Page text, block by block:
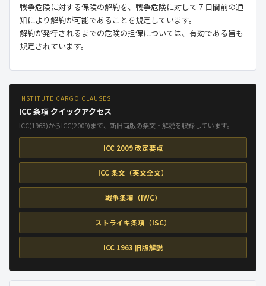
戦争危険に対する保険の解約を、戦争危険に対して７日間前の通
知により解約が可能であることを規定しています。
解約が発行されるまでの危険の担保については、有効である旨も
規定されています。
INSTITUTE CARGO CLAUSES
ICC 条項 クイックアクセス
ICC(1963)からICC(2009)まで、新旧両版の条文・解説を収録しています。
ICC 2009 改定要点
ICC 条文（英文全文）
戦争条項（IWC）
ストライキ条項（ISC）
ICC 1963 旧版解説